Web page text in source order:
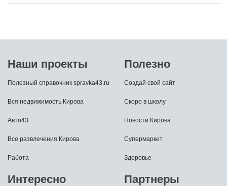
Наши проекты
Полезный справочник spravka43.ru
Вся недвижимость Кирова
Авто43
Все развлечения Кирова
Работа
Полезно
Создай свой сайт
Скоро в школу
Новости Кирова
Супермаркет
Здоровье
Интересно Партнеры